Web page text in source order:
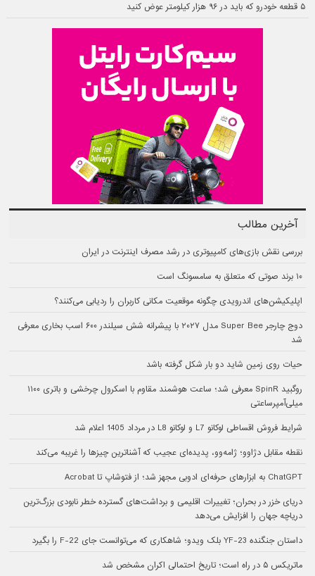
۵ قطعه خودرو که باید در ۹۶ هزار کیلومتر عوض کنید
آخرین مطالب
بررسی نقش بازی‌های کامپیوتری در رشد مصرف اینترنت در ایران
۱۰ برند صوتی که متعلق به سامسونگ است
اپلیکیشن‌های اندرویدی چگونه موقعیت مکانی کاربران را ردیابی می‌کنند؟
دوج چارجر Super Bee مدل ۲۰۲۷ با پیشرانه شش سیلندر ۶۰۰ اسب بخاری معرفی
شد
حیات روی زمین شاید دو بار شکل گرفته باشد
روگبید SpinR معرفی شد؛ ساعت هوشمند مقاوم با اسکرول چرخشی و باتری ۱۱۰۰
میلی‌آمپرساعتی
شرایط فروش اقساطی لوکانو L7 و لوکانو L8 در مرداد 1405 اعلام شد
نقطه مقابل دژاوو؛ ژامه‌وو، پدیده‌ای عجیب که آشناترین چیزها را غریبه می‌کند
ChatGPT به ابزارهای حرفه‌ای ادوبی مجهز شد؛ از فتوشاپ تا Acrobat
دریای خزر در بحران؛ تغییرات اقلیمی و برداشت‌های گسترده خطر نابودی بزرگ‌ترین
دریاچه جهان را افزایش می‌دهد
داستان جنگنده YF-23 بلک ویدو؛ شاهکاری که می‌توانست جای F-22 را بگیرد
ماتریکس ۵ در راه است؛ تاریخ احتمالی اکران مشخص شد